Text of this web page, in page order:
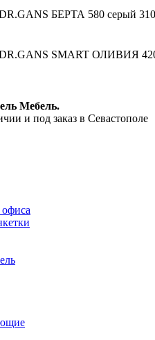
БЕРТА 580 серый 310
SMART ОЛИВИЯ
Мебель.
и под заказ в Севастополе